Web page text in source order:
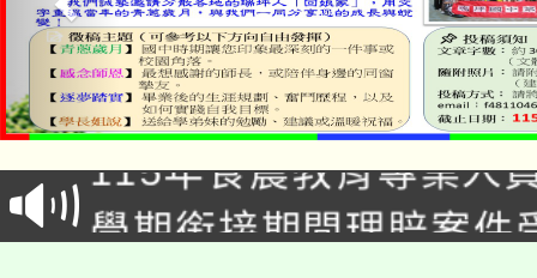
淨零綠生活教案入校路
會
115年食農教育專業人
程
學期銜接期間理賠案件